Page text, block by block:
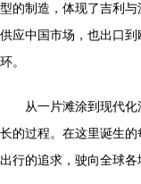
型的制造，体现了吉利
供应中国市场，也出口
环。
从一片滩涂到现代
长的过程。在这里诞生
出行的追求，驶向全球各